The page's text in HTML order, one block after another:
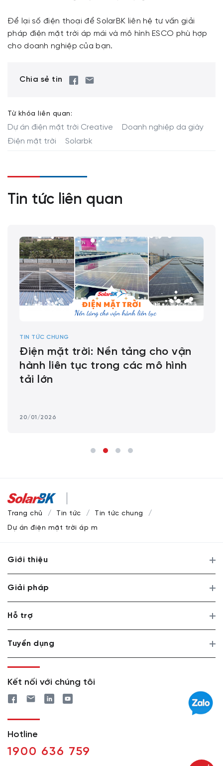
Để lại số điện thoại để SolarBK liên hệ tư vấn giải
pháp điện mặt trời áp mái và mô hình ESCO phù hợp
cho doanh nghiệp của bạn.
Chia sẻ tin
Từ khóa liên quan:
Dự án điện mặt trời Creative
Doanh nghiệp da giày
Điện mặt trời
Solarbk
Tin tức liên quan
TIN TỨC CHUNG
Điện mặt trời: Nền tảng cho vận
hành liên tục trong các mô hình
tải lớn
20/01/2026
Trang chủ Tin tức
Tin tức chung
Dự án điện mặt trời áp mái Creative Source Việt Nam tại
Giới thiệu
Giải pháp
Hỗ trợ
Tuyển dụng
Kết nối với chúng tôi
Hotline
1900 636 759